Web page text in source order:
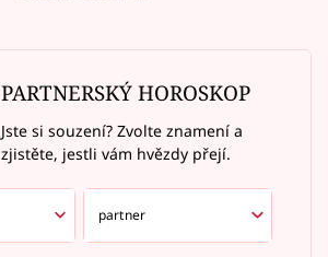
PARTNERSKÝ HOROSKOP
Jste si souzení? Zvolte znamení a
zjistěte, jestli vám hvězdy přejí.